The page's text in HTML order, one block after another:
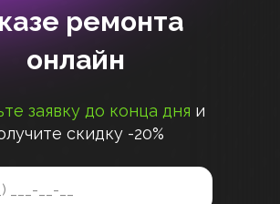
ремонта
онлайн
заявку до конца дня и
скидку -20%